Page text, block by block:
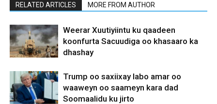
RELATED ARTICLES MORE FROM AUTHOR
Weerar Xuutiyiintu ku qaadeen
koonfurta Sacuudiga oo khasaaro ka
dhashay
Trump oo saxiixay labo amar oo
waaweyn oo saameyn kara dad
Soomaalidu ku jirto